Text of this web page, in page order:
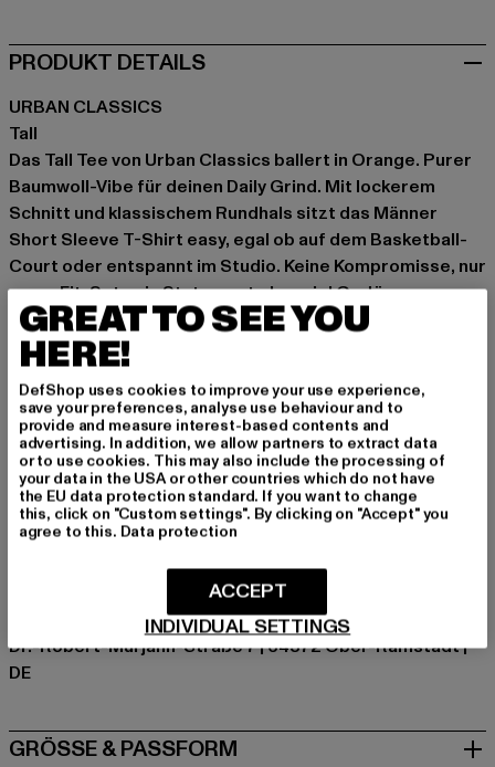
PRODUKT DETAILS
URBAN CLASSICS
Tall
Das Tall Tee von Urban Classics ballert in Orange. Purer
Baumwoll-Vibe für deinen Daily Grind. Mit lockerem
Schnitt und klassischem Rundhals sitzt das Männer
Short Sleeve T-Shirt easy, egal ob auf dem Basketball-
Court oder entspannt im Studio. Keine Kompromisse, nur
purer Fit. Setz ein Statement ohne viel Gedöns.
Anlass: Alltag, Bequem, Chillen, Freizeit, Basic
Ausschnitt: Rundhals
Ärmelart: Kurzarm
Schnitt: Locker
Marke: Urban Classics
Kat.: Tall Tees
Farbe: orange
Hersteller Farbe: softapricot
Materialzusammensetzung: 100% Baumwolle
Art.Nr: TB006-12894
Hersteller: TB International GmbH |info@tbint.de
Dr.-Robert-Murjahn-Straße 7 | 64372 Ober-Ramstadt |
DE
GRÖSSE & PASSFORM
GREAT TO SEE YOU
HERE!
DefShop uses cookies to improve your use experience,
save your preferences, analyse use behaviour and to
provide and measure interest-based contents and
advertising. In addition, we allow partners to extract data
or to use cookies. This may also include the processing of
your data in the USA or other countries which do not have
the EU data protection standard. If you want to change
this, click on "Custom settings". By clicking on "Accept" you
agree to this. Data protection
INDIVIDUAL SETTINGS
ACCEPT